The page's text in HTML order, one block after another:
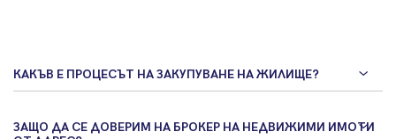
КАКЪВ Е ПРОЦЕСЪТ НА ЗАКУПУВАНЕ НА ЖИЛИЩЕ?
ЗАЩО ДА СЕ ДОВЕРИМ НА БРОКЕР НА НЕДВИЖИМИ ИМОТИ